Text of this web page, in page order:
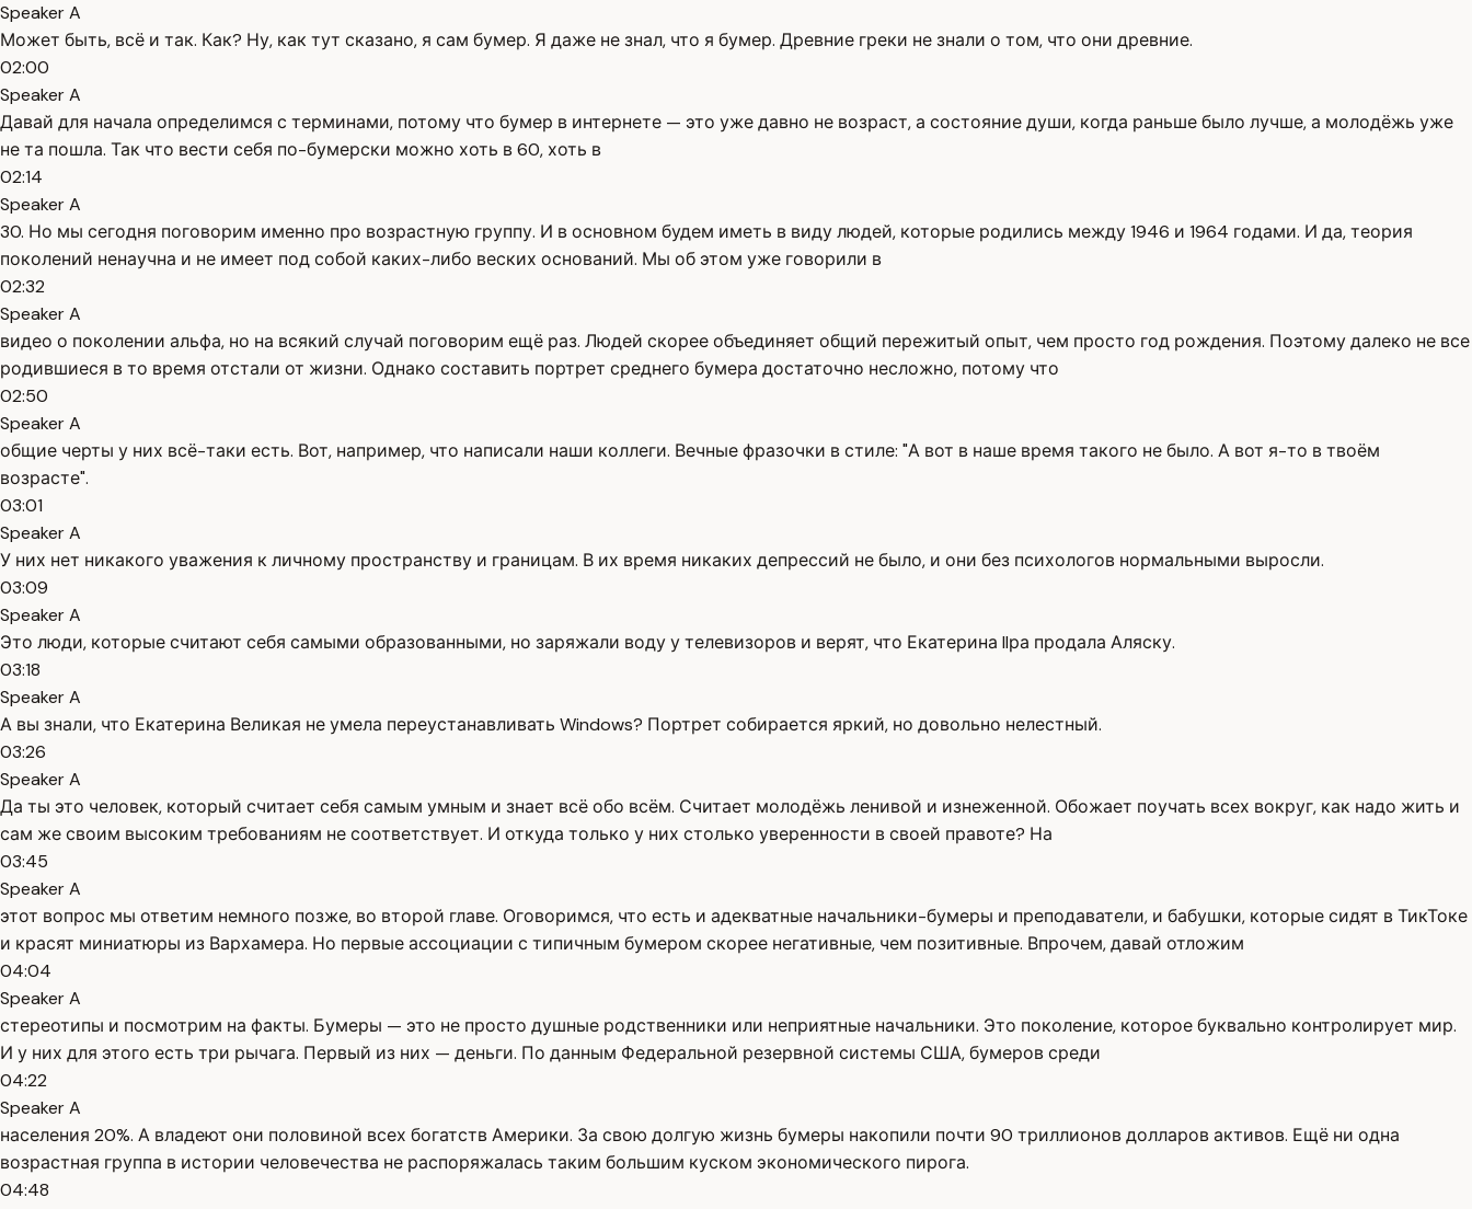
Speaker A
Может быть, всё и так. Как? Ну, как тут сказано, я сам бумер. Я даже не знал, что я бумер. Древние греки не знали о том, что они древние.
02:00
Speaker A
Давай для начала определимся с терминами, потому что бумер в интернете — это уже давно не возраст, а состояние души, когда раньше было лучше, а молодёжь уже
не та пошла. Так что вести себя по-бумерски можно хоть в 60, хоть в
02:14
Speaker A
30. Но мы сегодня поговорим именно про возрастную группу. И в основном будем иметь в виду людей, которые родились между 1946 и 1964 годами. И да, теория
поколений ненаучна и не имеет под собой каких-либо веских оснований. Мы об этом уже говорили в
02:32
Speaker A
видео о поколении альфа, но на всякий случай поговорим ещё раз. Людей скорее объединяет общий пережитый опыт, чем просто год рождения. Поэтому далеко не все
родившиеся в то время отстали от жизни. Однако составить портрет среднего бумера достаточно несложно, потому что
02:50
Speaker A
общие черты у них всё-таки есть. Вот, например, что написали наши коллеги. Вечные фразочки в стиле: "А вот в наше время такого не было. А вот я-то в твоём
возрасте".
03:01
Speaker A
У них нет никакого уважения к личному пространству и границам. В их время никаких депрессий не было, и они без психологов нормальными выросли.
03:09
Speaker A
Это люди, которые считают себя самыми образованными, но заряжали воду у телевизоров и верят, что Екатерина IIра продала Аляску.
03:18
Speaker A
А вы знали, что Екатерина Великая не умела переустанавливать Windows? Портрет собирается яркий, но довольно нелестный.
03:26
Speaker A
Да ты это человек, который считает себя самым умным и знает всё обо всём. Считает молодёжь ленивой и изнеженной. Обожает поучать всех вокруг, как надо жить и
сам же своим высоким требованиям не соответствует. И откуда только у них столько уверенности в своей правоте? На
03:45
Speaker A
этот вопрос мы ответим немного позже, во второй главе. Оговоримся, что есть и адекватные начальники-бумеры и преподаватели, и бабушки, которые сидят в ТикТоке
и красят миниатюры из Вархамера. Но первые ассоциации с типичным бумером скорее негативные, чем позитивные. Впрочем, давай отложим
04:04
Speaker A
стереотипы и посмотрим на факты. Бумеры — это не просто душные родственники или неприятные начальники. Это поколение, которое буквально контролирует мир.
И у них для этого есть три рычага. Первый из них — деньги. По данным Федеральной резервной системы США, бумеров среди
04:22
Speaker A
населения 20%. А владеют они половиной всех богатств Америки. За свою долгую жизнь бумеры накопили почти 90 триллионов долларов активов. Ещё ни одна
возрастная группа в истории человечества не распоряжалась таким большим куском экономического пирога.
04:48